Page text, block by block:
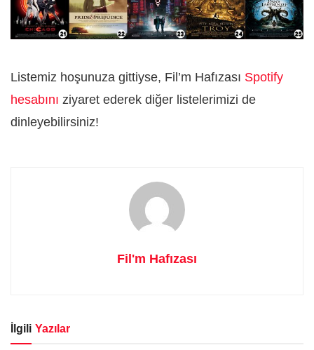
Listemiz hoşunuza gittiyse, Fil’m Hafızası Spotify
hesabını ziyaret ederek diğer listelerimizi de
dinleyebilirsiniz!
Fil'm Hafızası
İlgili Yazılar